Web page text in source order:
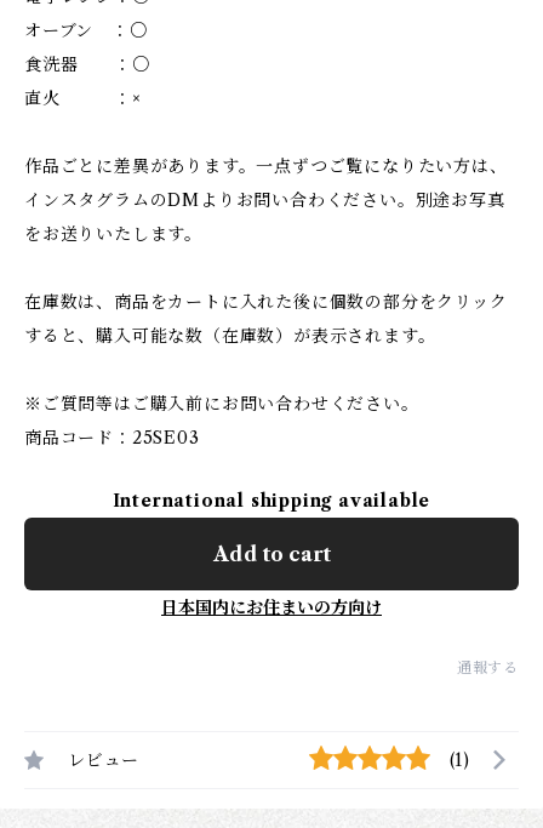
オーブン ：○
食洗器 ：○
直火 ：×
作品ごとに差異があります。一点ずつご覧になりたい方は、
インスタグラムのDMよりお問い合わください。別途お写真
をお送りいたします。
在庫数は、商品をカートに入れた後に個数の部分をクリック
すると、購入可能な数（在庫数）が表示されます。
※ご質問等はご購入前にお問い合わせください。
商品コード：25SE03
International shipping available
Add to cart
日本国内にお住まいの方向け
通報する
レビュー (1)